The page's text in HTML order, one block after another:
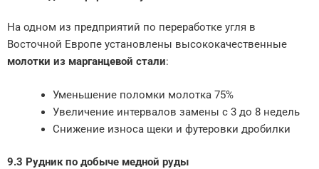
На одном из предприятий по переработке угля в
Восточной Европе установлены высококачественные
молотки из марганцевой стали:
Уменьшение поломки молотка 75%
Увеличение интервалов замены с 3 до 8 недель
Снижение износа щеки и футеровки дробилки
9.3 Рудник по добыче медной руды